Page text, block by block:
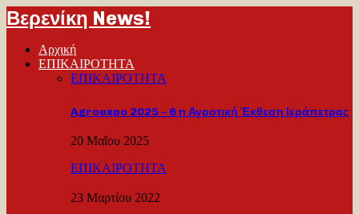
Βερενίκη News!
Αρχική
ΕΠΙΚΑΙΡΟΤΗΤΑ
ΕΠΙΚΑΙΡΟΤΗΤΑ
Agroexpo 2025 – 6 η Αγροτική Έκθεση Ιεράπετρας
20 Μαΐου 2025
ΕΠΙΚΑΙΡΟΤΗΤΑ
23 Μαρτίου 2022